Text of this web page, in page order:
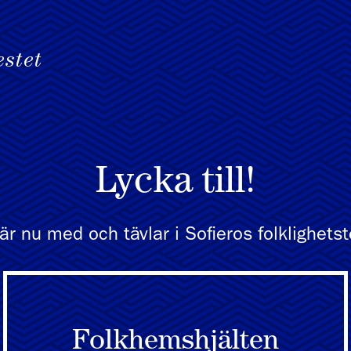
Lycka till!
nu med och tävlar i Sofieros
Folkhemshjälten